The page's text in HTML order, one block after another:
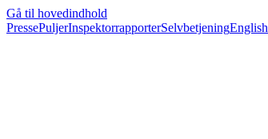
Gå til hovedindhold
PressePuljerInspektorrapporterSelvbetjeningEnglish